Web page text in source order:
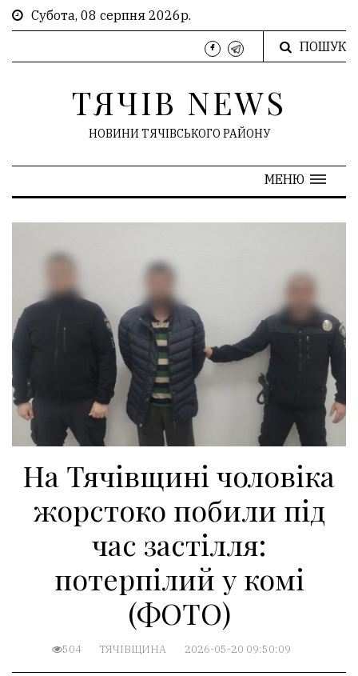
Субота, 08 серпня 2026р.
ПОШУК
ТЯЧІВ NEWS
НОВИНИ ТЯЧІВСЬКОГО РАЙОНУ
МЕНЮ
На Тячівщині чоловіка
жорстоко побили під
час застілля:
потерпілий у комі
(ФОТО)
504 ТЯЧІВЩИНА 2026-05-20 09:50:09